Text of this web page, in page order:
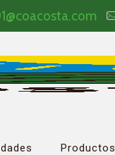
Productos